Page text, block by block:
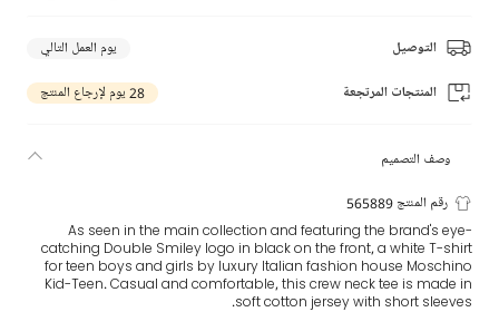
التوصيل يوم العمل التالي
المنتجات المرتجعة 28 يوم لإرجاع المنتج
وصف التصميم
رقم المنتج 565889
As seen in the main collection and featuring the brand's eye-
catching Double Smiley logo in black on the front, a white T-shirt
for teen boys and girls by luxury Italian fashion house Moschino
Kid-Teen. Casual and comfortable, this crew neck tee is made in
soft cotton jersey with short sleeves.